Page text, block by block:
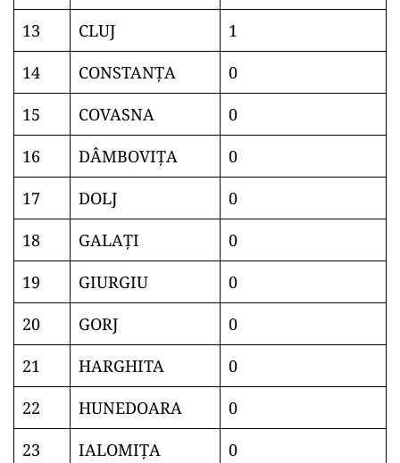
13
CLUJ
1
14
CONSTANŢA
0
15
COVASNA
0
16
DÂMBOVIŢA
0
17
DOLJ
0
18
GALAŢI
0
19
GIURGIU
0
20
GORJ
0
21
HARGHITA
0
22
HUNEDOARA
0
23
IALOMIŢA
0